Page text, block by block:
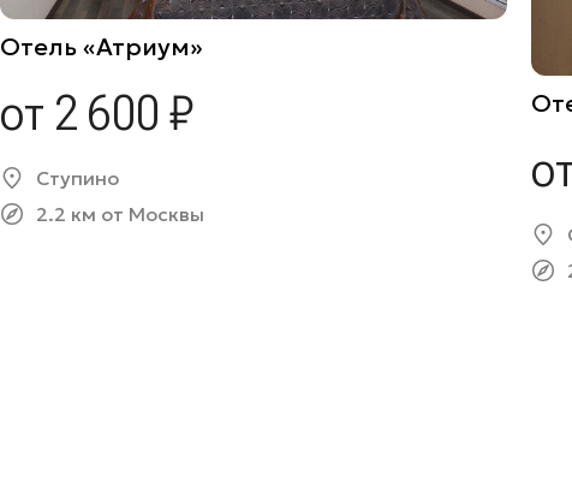
Отель «Атриум»
от 2 600 ₽
Ступино
2.2 км от Москвы